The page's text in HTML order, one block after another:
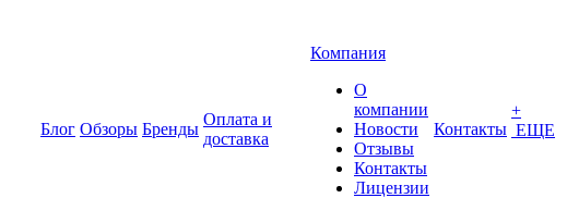
Блог Обзоры Бренды
Оплата и
доставка
Компания
О
компании
Новости
Отзывы
Контакты
Лицензии
Контакты
+
ЕЩЕ